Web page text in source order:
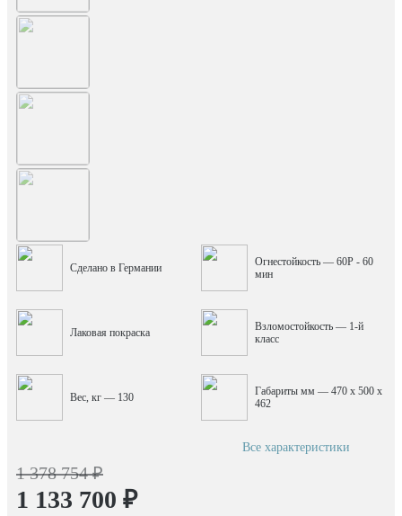
Сделано в Германии
Огнестойкость — 60P - 60
мин
Лаковая покраска
Взломостойкость — 1-й
класс
Вес, кг — 130
Габариты мм — 470 x 500 x
462
Все характеристики
1 378 754 ₽
1 133 700 ₽